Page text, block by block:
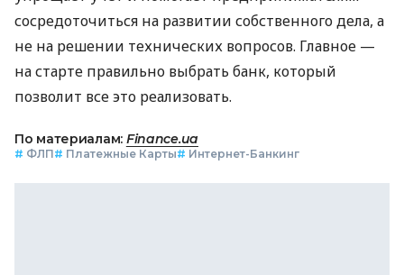
сосредоточиться на развитии собственного дела, а
не на решении технических вопросов. Главное —
на старте правильно выбрать банк, который
позволит все это реализовать.
По материалам: Finance.ua
# ФЛП# Платежные Карты# Интернет-Банкинг